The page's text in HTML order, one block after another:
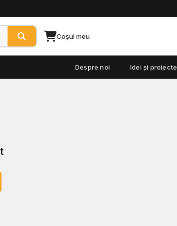
Coșul meu
Despre noi Idei și proiecte